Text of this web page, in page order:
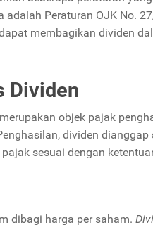
Peraturan OJK No.
membagikan dividen
Dividen
objek pajak
dividen
sesuai dengan
dibagi harga per saham.